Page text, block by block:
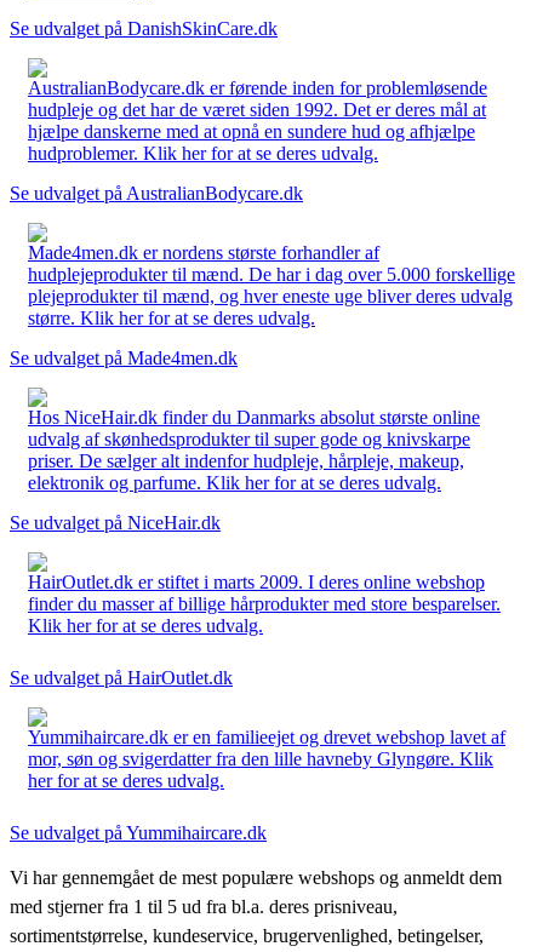
Se udvalget på DanishSkinCare.dk
AustralianBodycare.dk er førende inden for problemløsende
hudpleje og det har de været siden 1992. Det er deres mål at
hjælpe danskerne med at opnå en sundere hud og afhjælpe
hudproblemer. Klik her for at se deres udvalg.
Se udvalget på AustralianBodycare.dk
Made4men.dk er nordens største forhandler af
hudplejeprodukter til mænd. De har i dag over 5.000 forskellige
plejeprodukter til mænd, og hver eneste uge bliver deres udvalg
større. Klik her for at se deres udvalg.
Se udvalget på Made4men.dk
Hos NiceHair.dk finder du Danmarks absolut største online
udvalg af skønhedsprodukter til super gode og knivskarpe
priser. De sælger alt indenfor hudpleje, hårpleje, makeup,
elektronik og parfume. Klik her for at se deres udvalg.
Se udvalget på NiceHair.dk
HairOutlet.dk er stiftet i marts 2009. I deres online webshop
finder du masser af billige hårprodukter med store besparelser.
Klik her for at se deres udvalg.
Se udvalget på HairOutlet.dk
Yummihaircare.dk er en familieejet og drevet webshop lavet af
mor, søn og svigerdatter fra den lille havneby Glyngøre. Klik
her for at se deres udvalg.
Se udvalget på Yummihaircare.dk
Vi har gennemgået de mest populære webshops og anmeldt dem
med stjerner fra 1 til 5 ud fra bl.a. deres prisniveau,
sortimentstørrelse, kundeservice, brugervenlighed, betingelser,